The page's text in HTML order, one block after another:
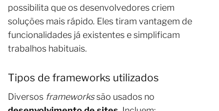
possibilita que os desenvolvedores criem
soluções mais rápido. Eles tiram vantagem de
funcionalidades já existentes e simplificam
trabalhos habituais.
Tipos de frameworks utilizados
Diversos frameworkssão usados no